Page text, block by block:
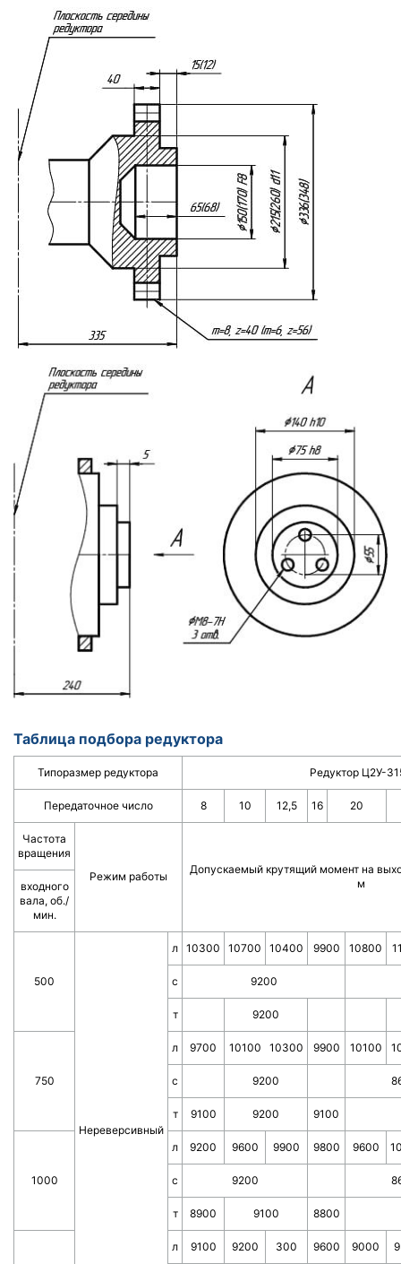
Таблица подбора редуктора
Типоразмер редуктора Редуктор Ц2У-
Передаточное число 8 10 12,5 16 20
Частота
вращения
Режим работы
Допускаемый крутящий момент на
м
входного
вала, об./
мин.
500
Нереверсивный
л 10300 10700 10400 9900 10800
с 9200
т 9200
750
л 9700 10100 10300 9900 10100
с 9200
т 9100 9200 9100
1000
л 9200 9600 9900 9800 9600
с 9200
т 8900 9100 8800
л 9100 9200 300 9600 9000